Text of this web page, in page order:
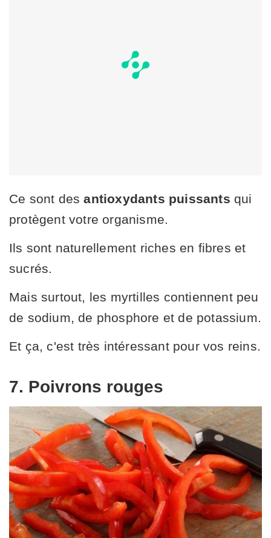
Ce sont desantioxydants puissants qui
protègent votre organisme.
Ils sont naturellement riches en fibres et
sucrés.
Mais surtout, les myrtilles contiennent peu
de sodium, de phosphore et de potassium.
Et ça, c'est très intéressant pour vos reins.
7. Poivrons rouges